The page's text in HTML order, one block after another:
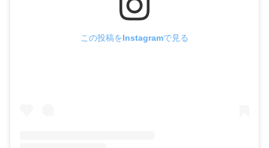
この投稿をInstagramで見る